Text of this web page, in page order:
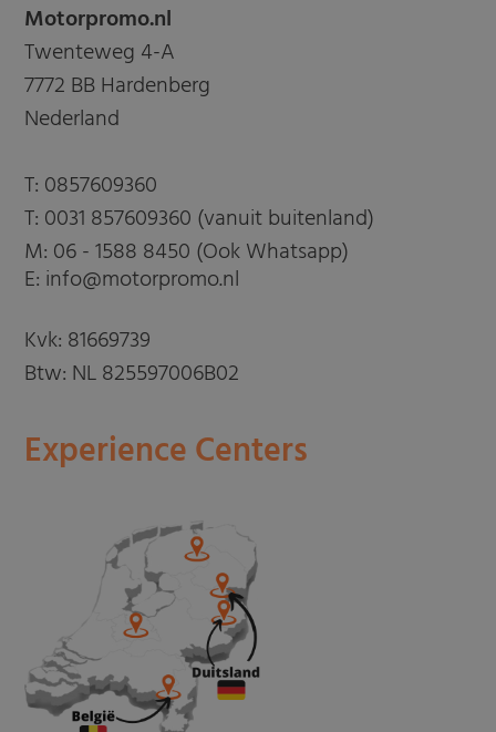
Motorpromo.nl
Twenteweg 4-A
7772 BB Hardenberg
Nederland
T: 0857609360
T: 0031 857609360 (vanuit buitenland)
M: 06 - 1588 8450 (Ook Whatsapp)
E: info@motorpromo.nl
Kvk: 81669739
Btw: NL 825597006B02
Experience Centers